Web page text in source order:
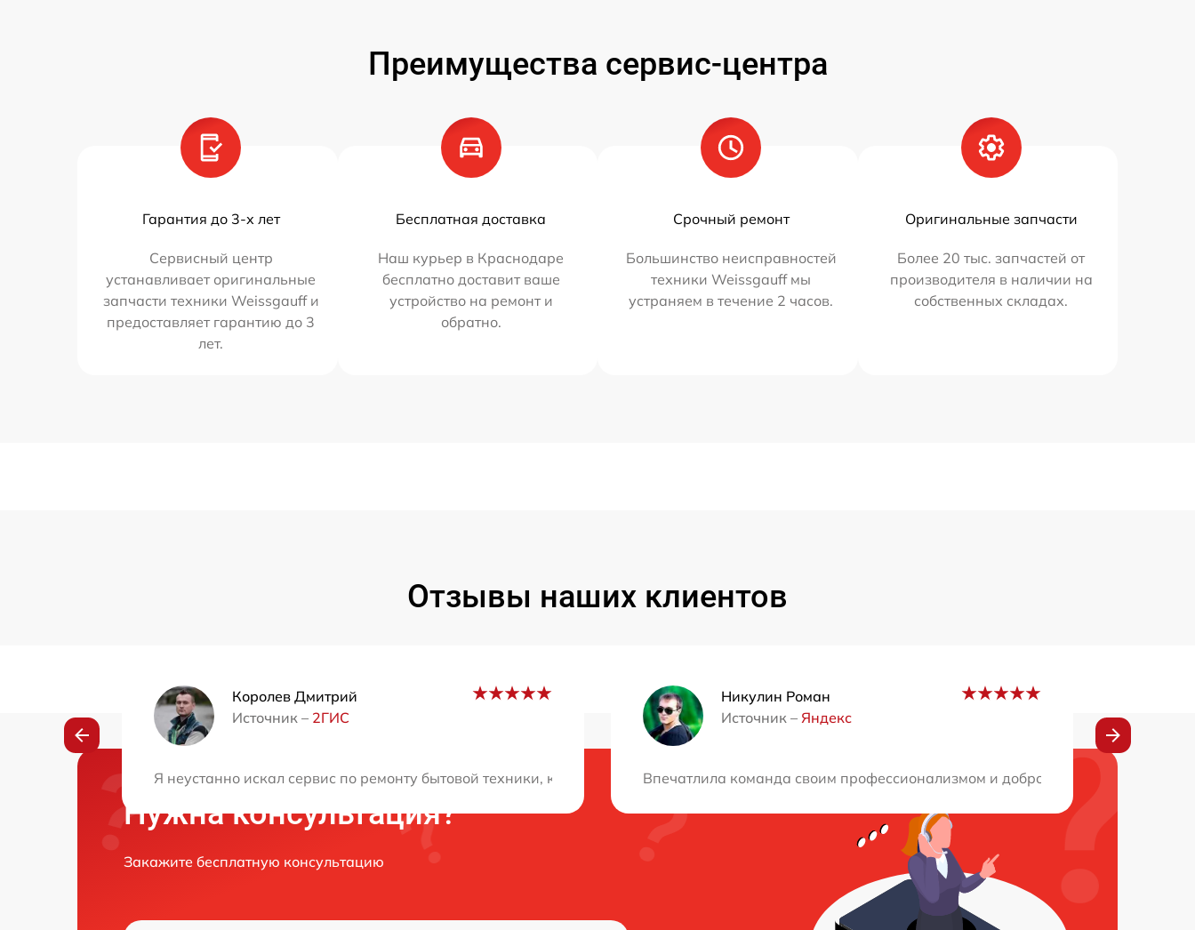
Преимущества сервис-центра
Гарантия до 3-х лет
Сервисный центр
устанавливает оригинальные
запчасти техники Weissgauff и
предоставляет гарантию до 3
лет.
Бесплатная доставка
Наш курьер в Краснодаре
бесплатно доставит ваше
устройство на ремонт и
обратно.
Срочный ремонт
Большинство неисправностей
техники Weissgauff мы
устраняем в течение 2 часов.
Оригинальные запчасти
Более 20 тыс. запчастей от
производителя в наличии на
собственных складах.
Отзывы наших клиентов
Королев Дмитрий
Источник – 2ГИС
Я неустанно искал сервис по ремонту бытовой техники, который соответствовал бы моим строгим стандартам.Все сделали быстро, качественно
Никулин Роман
Источник – Яндекс
Впечатлила команда своим профессионализмом и доброжелательностью.
Нужна консультация?
Закажите бесплатную консультацию